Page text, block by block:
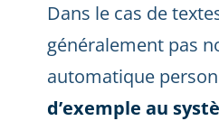
Dans le cas de
généralement pas
automatique
d’exemple au